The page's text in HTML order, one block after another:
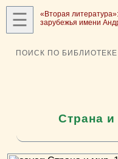
☰
«Вторая
зарубежья имени
ПОИСК ПО БИБЛИОТЕКЕ
Страна